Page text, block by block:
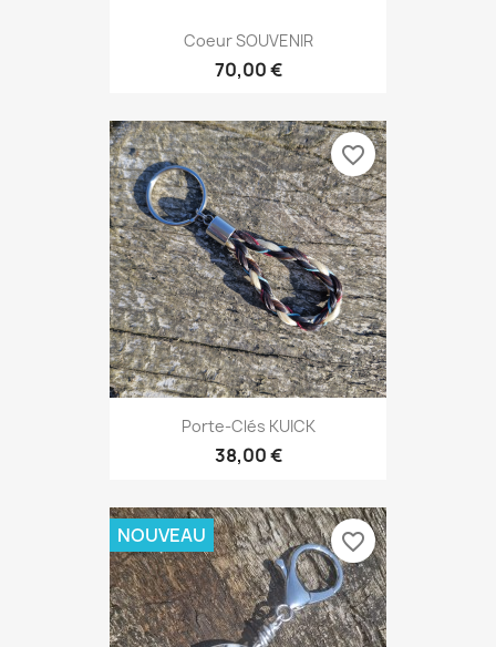
Coeur SOUVENIR
70,00 €
Porte-Clés KUICK
38,00 €
favorite_border
NOUVEAU favorite_border